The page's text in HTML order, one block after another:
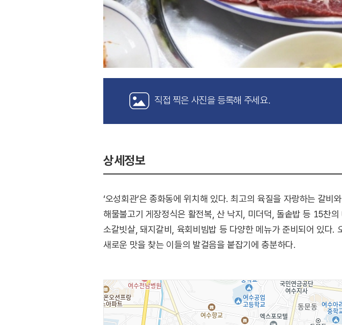
직접 찍은 사진을 등록해 주세요.
상세정보
‘오성회관’은 종화동에 위치해 있다. 최고의 육질을 자랑하는 갈
해물불고기 게장정식은 활전복, 산 낙지, 미더덕, 돌솥밥 등 15찬
소갈빗살, 돼지갈비, 육회비빔밥 등 다양한 메뉴가 준비되어 있다
새로운 맛을 찾는 이들의 발걸음을 붙잡기에 충분하다.